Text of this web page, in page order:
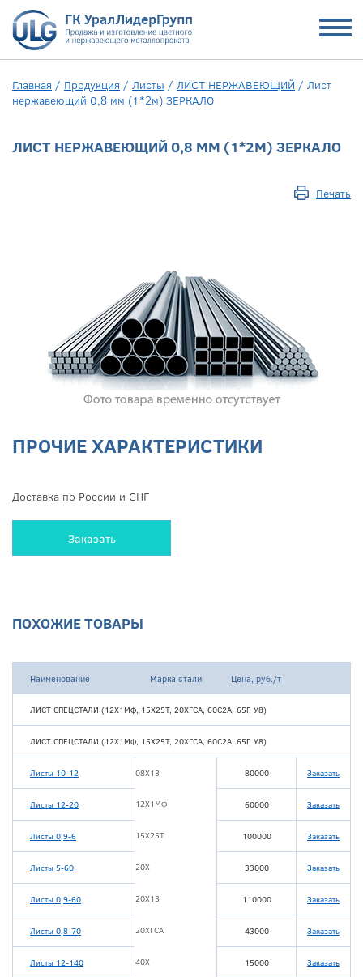
Главная / Продукция / Листы / ЛИСТ НЕРЖАВЕЮЩИЙ / Лист
нержавеющий 0,8 мм (1*2м) ЗЕРКАЛО
ЛИСТ НЕРЖАВЕЮЩИЙ 0,8 ММ (1*2М) ЗЕРКАЛО
Печать
ПРОЧИЕ ХАРАКТЕРИСТИКИ
Доставка по России и СНГ
Заказать
ПОХОЖИЕ ТОВАРЫ
Наименование Марка стали Цена, руб./т
ЛИСТ СПЕЦСТАЛИ (12Х1МФ, 15Х25Т, 20ХГСА, 60С2А, 65Г, У8)
ЛИСТ СПЕЦСТАЛИ (12Х1МФ, 15Х25Т, 20ХГСА, 60С2А, 65Г, У8)
Листы 10-12 08Х13 80000 Заказать
Листы 12-20 12Х1МФ 60000 Заказать
Листы 0,9-6 15Х25Т 100000 Заказать
Листы 5-60 20Х 33000 Заказать
Листы 0,9-60 20Х13 110000 Заказать
Листы 0,8-70 20ХГСА 43000 Заказать
Листы 12-140 40Х 15000 Заказать